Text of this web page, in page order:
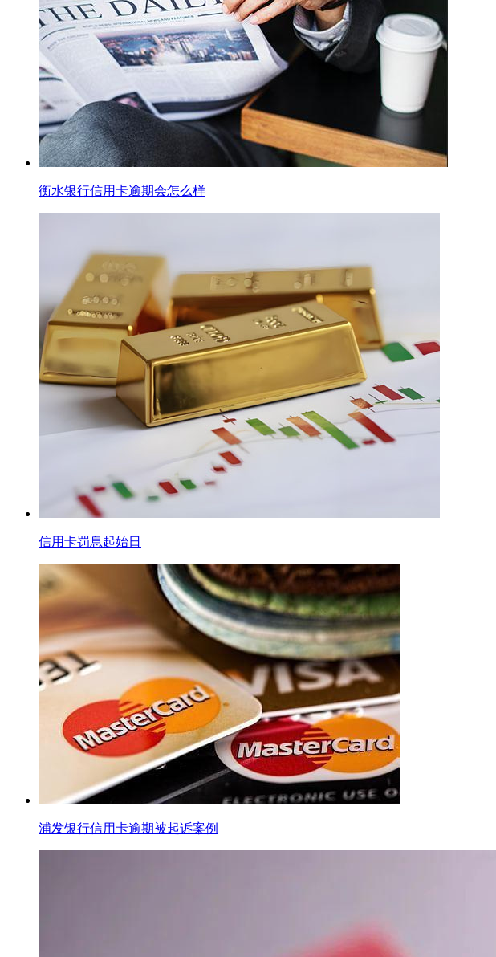
衡水银行信用卡逾期会怎么样
信用卡罚息起始日
浦发银行信用卡逾期被起诉案例